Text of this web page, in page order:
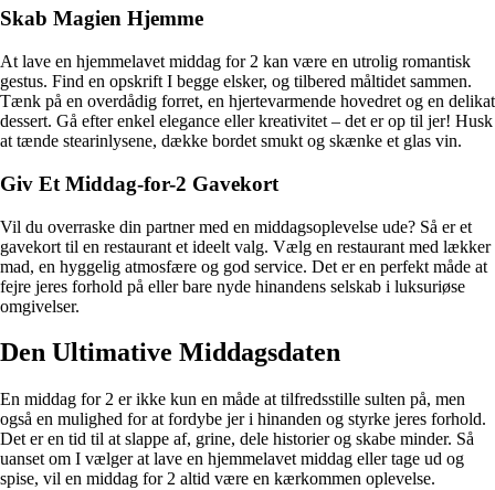
Skab Magien Hjemme
At lave en hjemmelavet middag for 2 kan være en utrolig romantisk
gestus. Find en opskrift I begge elsker, og tilbered måltidet sammen.
Tænk på en overdådig forret, en hjertevarmende hovedret og en delikat
dessert. Gå efter enkel elegance eller kreativitet – det er op til jer! Husk
at tænde stearinlysene, dække bordet smukt og skænke et glas vin.
Giv Et Middag-for-2 Gavekort
Vil du overraske din partner med en middagsoplevelse ude? Så er et
gavekort til en restaurant et ideelt valg. Vælg en restaurant med lækker
mad, en hyggelig atmosfære og god service. Det er en perfekt måde at
fejre jeres forhold på eller bare nyde hinandens selskab i luksuriøse
omgivelser.
Den Ultimative Middagsdaten
En middag for 2 er ikke kun en måde at tilfredsstille sulten på, men
også en mulighed for at fordybe jer i hinanden og styrke jeres forhold.
Det er en tid til at slappe af, grine, dele historier og skabe minder. Så
uanset om I vælger at lave en hjemmelavet middag eller tage ud og
spise, vil en middag for 2 altid være en kærkommen oplevelse.